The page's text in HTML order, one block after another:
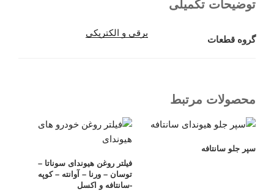
توضیحات تکمیلی
گروه قطعات
برقی و الکتریکی
محصولات مرتبط
سپر جلو سانتافه
فیلتر روغن هیوندای سوناتا –
توسان – ورنا – آوانته – کوپه
-سانتافه و اکسل